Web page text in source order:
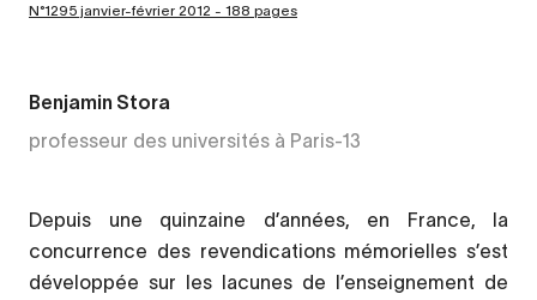
N°1295 janvier-février 2012 - 188 pages
Benjamin Stora
professeur des universités à Paris-13
Depuis une quinzaine d’années, en France, la
concurrence des revendications mémorielles s’est
développée sur les lacunes de l’enseignement de